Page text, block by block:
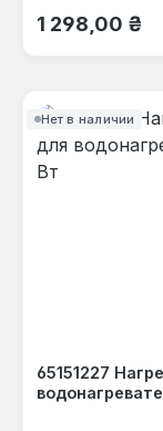
Обычная
1 298,00 ₴
Нет в наличии
65151227